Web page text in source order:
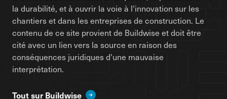
la durabilité, et à ouvrir la voie à l'innovation sur les
chantiers et dans les entreprises de construction. Le
contenu de ce site provient de Buildwise et doit être
cité avec un lien vers la source en raison des
conséquences juridiques d'une mauvaise
interprétation.
Tout sur Buildwise